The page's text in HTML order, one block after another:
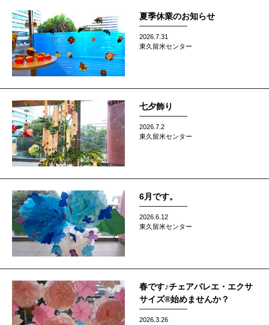
夏季休業のお知らせ
2026.7.31
東久留米センター
七夕飾り
2026.7.2
東久留米センター
6月です。
2026.6.12
東久留米センター
春です♪チェアバレエ・エクサ
サイズ®始めませんか？
2026.3.26